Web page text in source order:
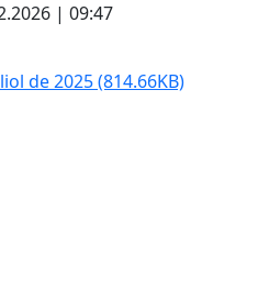
| 09:47
de 2025(814.66KB)